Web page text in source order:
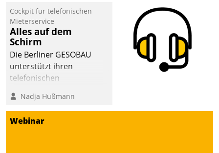
einsehen und ändern
oder
Schadensmeldungen
abgeben – rund um die
Uhr.
Cockpit für telefonischen
Mieterservice
Alles auf dem
Schirm
Die Berliner GESOBAU
unterstützt ihren
telefonischen
digitalen Cockpit, das
situationsbezogen
passende Fragen und
Nadja Hußmann
Webinar